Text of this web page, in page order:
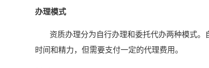
办理模式
资质办理分为自行办理和委托代办两种模式
时间和精力，但需要支付一定的代理费用。